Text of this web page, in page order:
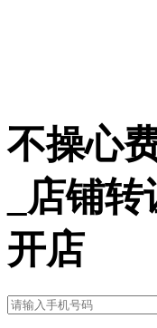
不操心
_店铺
开店